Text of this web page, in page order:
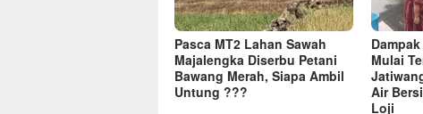
Pasca MT2 Lahan Sawah
Majalengka Diserbu Petani
Bawang Merah, Siapa Ambil
Untung ???
Mulai
Air
Loji